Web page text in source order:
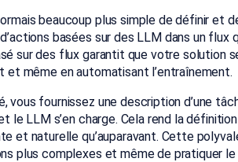
beaucoup plus simple de définir et
basées sur des LLM dans un
sur des flux garantit que votre solution
et même en automatisant l’entraînement.
vous fournissez une description d’une
le LLM s’en charge. Cela rend la
et naturelle qu’auparavant. Cette
plus complexes et même de pratiquer